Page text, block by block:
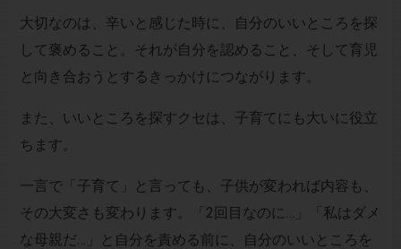
大切なのは、辛いと感じた時に、自分のいいところを探
して褒めること。それが自分を認めること、そして育児
と向き合おうとするきっかけにつながります。
また、いいところを探すクセは、子育てにも大いに役立
ちます。
一言で「子育て」と言っても、子供が変われば内容も、
その大変さも変わります。「2回目なのに…」「私はダメ
な母親だ…」と自分を責める前に、自分のいいところを